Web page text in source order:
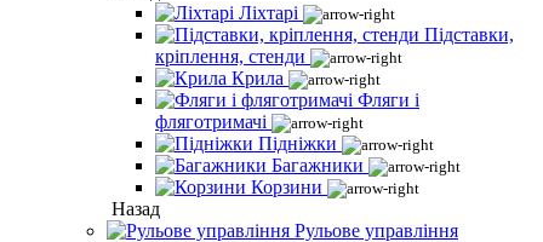
Ліхтарі
Підставки,
кріплення, стенди
Крила
Фляги і
фляготримачі
Підніжки
Багажники
Корзини
Назад
Рульове управління